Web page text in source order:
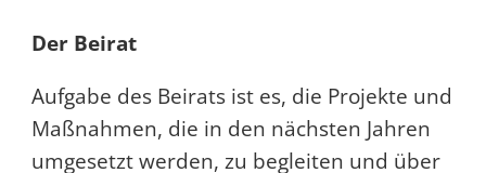
Der Beirat
Aufgabe des Beirats ist es, die Projekte und
Maßnahmen, die in den nächsten Jahren
umgesetzt werden, zu begleiten und über